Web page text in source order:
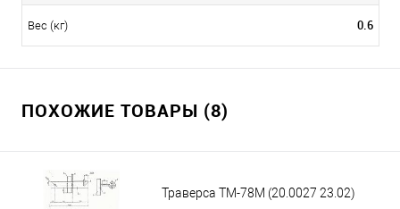
Вес (кг) 0.6
ПОХОЖИЕ ТОВАРЫ (8)
Траверса ТМ-78М (20.0027 23.02)